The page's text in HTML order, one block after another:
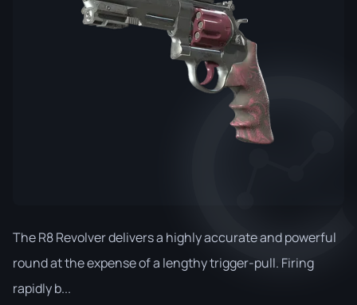
The R8 Revolver delivers a highly accurate and powerful
round at the expense of a lengthy trigger-pull. Firing
rapidly b...